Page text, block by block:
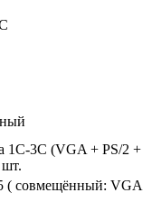
1С-3С (VGA + PS/2 +
шт.
( совмещённый: VGA